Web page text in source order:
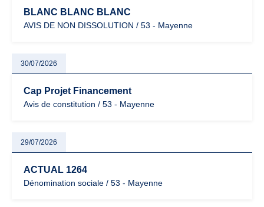
BLANC BLANC BLANC
AVIS DE NON DISSOLUTION / 53 - Mayenne
30/07/2026
Cap Projet Financement
Avis de constitution / 53 - Mayenne
29/07/2026
ACTUAL 1264
Dénomination sociale / 53 - Mayenne